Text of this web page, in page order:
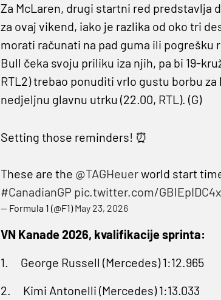
Za McLaren, drugi startni red predstavlja
za ovaj vikend, iako je razlika od oko tri
morati računati na pad guma ili pogrešku
Bull čeka svoju priliku iza njih, pa bi 19-
RTL2) trebao ponuditi vrlo gustu borbu
nedjeljnu glavnu utrku (22.00, RTL). (G)
Setting those reminders! ⏰
These are the @TAGHeuerworld start
#CanadianGP pic.twitter.com/GBlEpIDC4x
— Formula 1 (@F1)May 23, 2026
VN Kanade 2026, kvalifikacije sprinta:
1. George Russell (Mercedes) 1:12.965
2. Kimi Antonelli (Mercedes) 1:13.033